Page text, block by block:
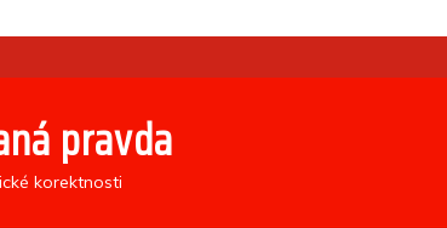
pravda
korektnosti